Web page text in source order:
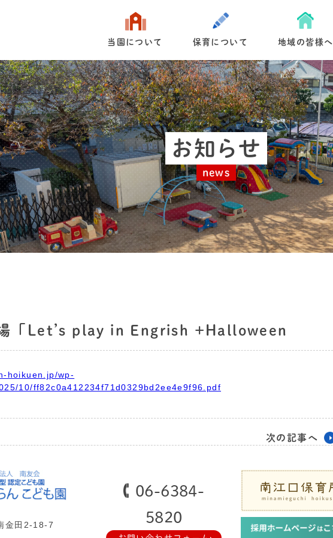
当園について 保育について 地域の皆様へ
お知らせ
news
「Let’s play in Engrish +Halloween
hoikuen.jp/wp-
10/ff82c0a412234f71d0329bd2ee4e9f96.pdf
次の記事へ
⾦⽥2-18-7
06-6384-
5820